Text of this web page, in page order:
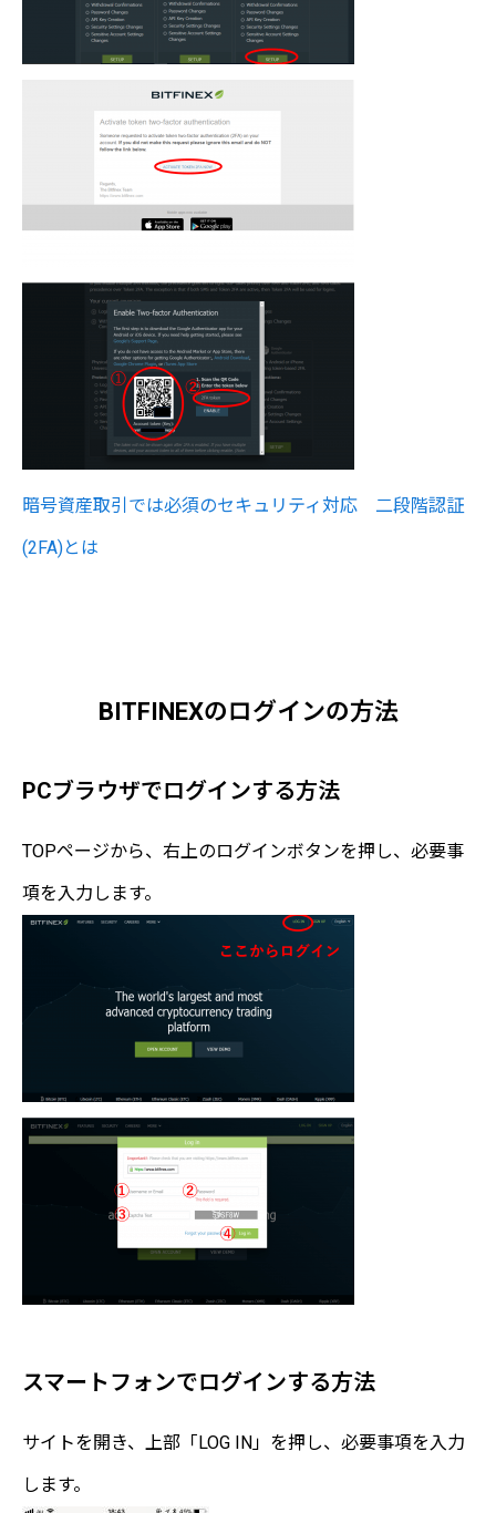
暗号資産取引では必須のセキュリティ対応 二段階認証
(2FA)とは
BITFINEXのログインの方法
PCブラウザでログインする方法
TOPページから、右上のログインボタンを押し、必要事
項を入力します。
スマートフォンでログインする方法
サイトを開き、上部「LOG IN」を押し、必要事項を入力
します。